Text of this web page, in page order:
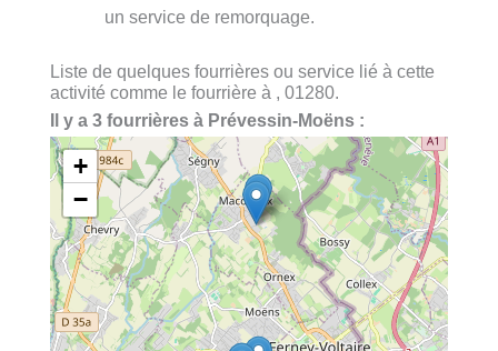
un service de remorquage.
Liste de quelques fourrières ou service lié à cette
activité comme le fourrière à , 01280.
Il y a 3 fourrières à Prévessin-Moëns :
+
−